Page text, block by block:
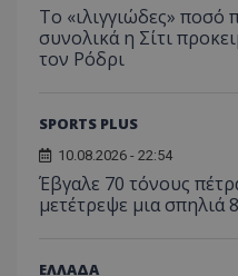
Το «ιλιγγιώδες» ποσό
συνολικά η Σίτι
τον Ρόδρι
SPORTS PLUS
10.08.2026 - 22:54
Έβγαλε 70 τόνους
μετέτρεψε μια σπηλιά
ΕΛΛΑΔΑ